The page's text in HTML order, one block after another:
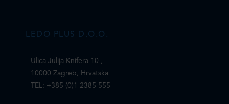
LEDO PLUS D.O.O.
Ulica Julija Knifera 10 ,
10000 Zagreb, Hrvatska
TEL: +385 (0)1 2385 555